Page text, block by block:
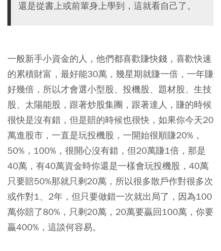
還是從書上或前輩身上學到，這就看自己了。
一般新手小資金的人，他們都喜歡賺快錢，喜歡快速
的累積財富，最好能30萬，幾星期就賺一倍，一年賺
好幾倍，所以才會選小型股、投機股、題材股、生技
股、太陽能股，跟著炒股集團，跟著達人，賺的時候
很快是沒有錯，但是賠的時候也很快，如果你今天20
萬進股市，一直是玩投機股，一開始很順賺20%，
50%，100%，很開心沒有錯，但20萬賺1倍，那是
40萬，有40萬資金時你還是一樣會玩投機股，40萬
只要賠50%那就只剩20萬，所以很多散戶作對很多次
或作對1、2年，但只要做錯一次就出局了，因為100
萬你賠了80%，只剩20萬，20萬要贏回100萬，你要
贏400%，這談何容易。